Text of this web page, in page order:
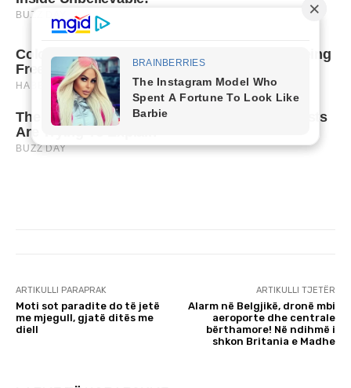
ARTIKULLI PARAPRAK
Moti sot paradite do të jetë
me mjegull, gjatë ditës me
diell
ARTIKULLI TJETËR
Alarm në Belgjikë, dronë mbi
aeroporte dhe centrale
bërthamore! Në ndihmë i
shkon Britania e Madhe